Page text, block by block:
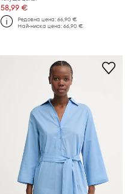
58,99 €
Редовна цена:66,90 €
Най-ниска цена:66,90 €